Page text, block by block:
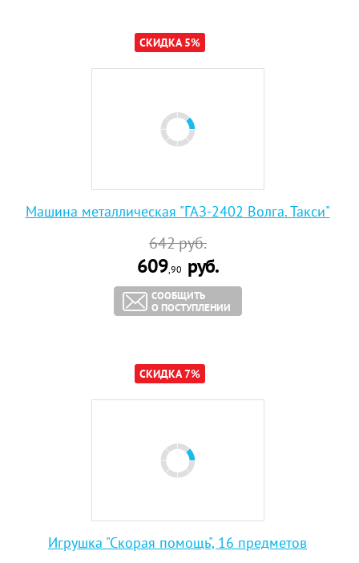
СКИДКА 5%
Машина металлическая "ГАЗ-2402 Волга. Такси"
642руб.
609,90 руб.
СООБЩИТЬ
О ПОСТУПЛЕНИИ
СКИДКА 7%
Игрушка "Скорая помощь", 16 предметов